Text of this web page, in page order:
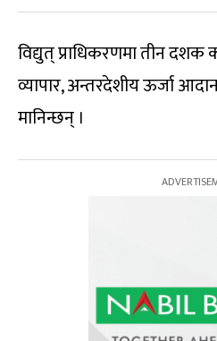
विद्युत् प्राधिकरणमा तीन दशक
व्यापार, अन्तरदेशीय ऊर्जा
मानिन्छन् ।